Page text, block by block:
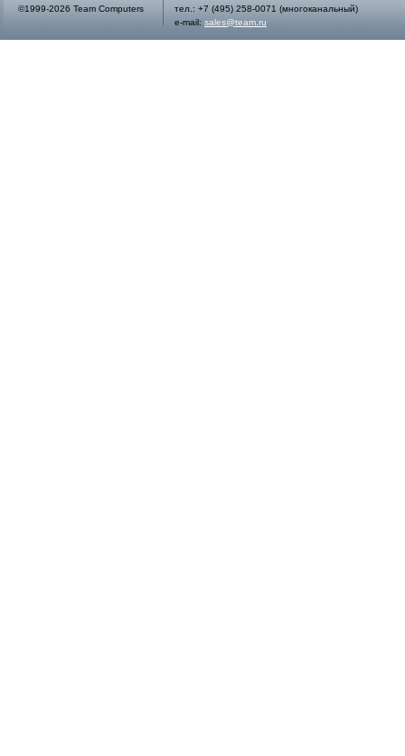
©1999-2026 Team Computers тел.: +7 (495) 258-0071 (многоканальный)
e-mail: sales@team.ru